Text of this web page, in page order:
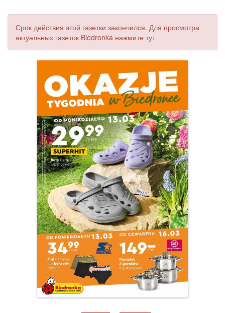
Срок действия этой газетки закончился. Для просмотра
актуальных газеток Biedronka нажмите тут